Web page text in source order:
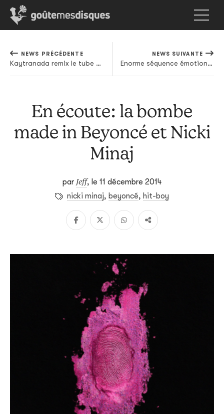
NEWS PRÉCÉDENTE
Kaytranada remix le tube About the Money de T.I. et Young Thug
NEWS SUIVANTE
Enorme séquence émotions pour le passage de J. Cole chez David Letterman
En écoute: la bombe
made in Beyoncé et Nicki
Minaj
par Jeff, le 11 décembre 2014
nicki minaj, beyoncé, hit-boy